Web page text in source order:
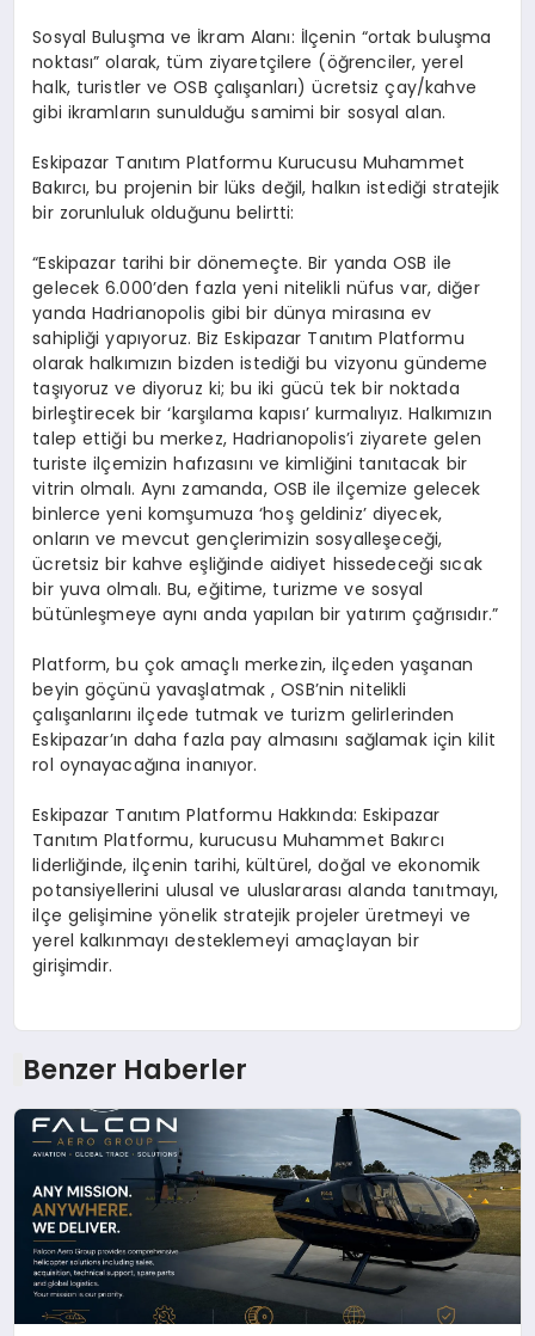
Sosyal Buluşma ve İkram Alanı: İlçenin “ortak buluşma
noktası” olarak, tüm ziyaretçilere (öğrenciler, yerel
halk, turistler ve OSB çalışanları) ücretsiz çay/kahve
gibi ikramların sunulduğu samimi bir sosyal alan.
Eskipazar Tanıtım Platformu Kurucusu Muhammet
Bakırcı, bu projenin bir lüks değil, halkın istediği stratejik
bir zorunluluk olduğunu belirtti:
“Eskipazar tarihi bir dönemeçte. Bir yanda OSB ile
gelecek 6.000’den fazla yeni nitelikli nüfus var, diğer
yanda Hadrianopolis gibi bir dünya mirasına ev
sahipliği yapıyoruz. Biz Eskipazar Tanıtım Platformu
olarakhalkımızın bizden istediği bu vizyonu gündeme
taşıyoruz ve diyoruz ki; bu iki gücü tek bir noktada
birleştirecek bir ‘karşılama kapısı’ kurmalıyız. Halkımızın
talep ettiği bu merkez, Hadrianopolis’i ziyarete gelen
turiste ilçemizin hafızasını ve kimliğini tanıtacak bir
vitrin olmalı. Aynı zamanda, OSB ile ilçemize gelecek
binlerce yeni komşumuza ‘hoş geldiniz’ diyecek,
onların ve mevcut gençlerimizin sosyalleşeceği,
ücretsiz bir kahve eşliğinde aidiyet hissedeceği sıcak
bir yuva olmalı. Bu, eğitime, turizme ve sosyal
bütünleşmeye aynı anda yapılan bir yatırım çağrısıdır.”
Platform, bu çok amaçlı merkezin, ilçeden yaşanan
beyin göçünü yavaşlatmak , OSB’nin nitelikli
çalışanlarını ilçede tutmak ve turizm gelirlerinden
Eskipazar’ın daha fazla pay almasını sağlamak için kilit
rol oynayacağına inanıyor.
Eskipazar Tanıtım Platformu Hakkında: Eskipazar
Tanıtım Platformu, kurucusu Muhammet Bakırcı
liderliğinde, ilçenin tarihi, kültürel, doğal ve ekonomik
potansiyellerini ulusal ve uluslararası alanda tanıtmayı,
ilçe gelişimine yönelik stratejik projeler üretmeyi ve
yerel kalkınmayı desteklemeyi amaçlayan bir
girişimdir.
Benzer Haberler